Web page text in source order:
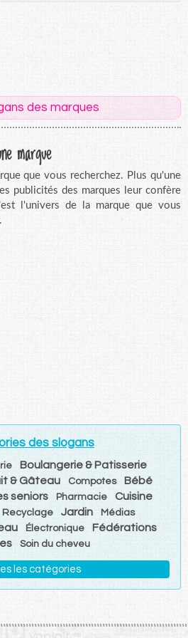
des marques
marque
que vous recherchez. Plus qu'une
publicités des marques leur confère
l'univers de la marque que vous
des slogans
Boulangerie & Patisserie
& Gâteau Compotes Bébé
seniors Pharmacie Cuisine
Recyclage Jardin Médias
Électronique
Fédérations
Soin du cheveu
les catégories